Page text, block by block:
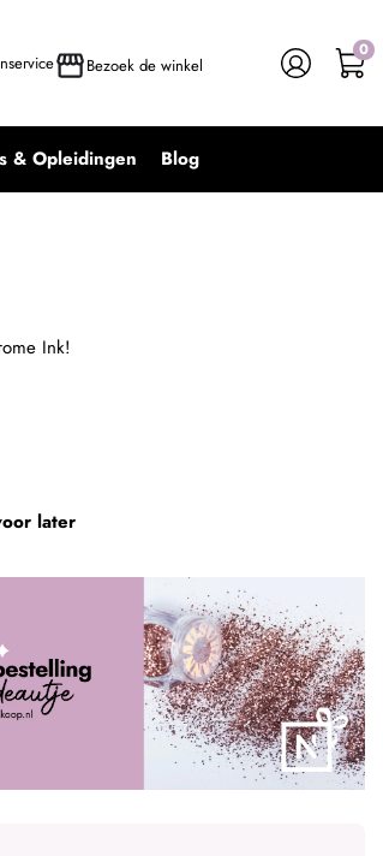
Bezoek de winkel
0
& Opleidingen Blog
+ In winkelwagen
later
Ink!